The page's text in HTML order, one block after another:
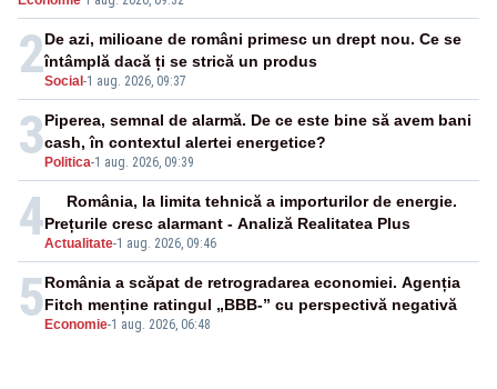
cunoscută de pe vremea lui Ceaușescu
2Social -1 aug. 2026, 09:37
De azi, milioane de români primesc un drept nou. Ce se
întâmplă dacă ți se strică un produs
3 Politica-1 aug. 2026, 09:39
Piperea, semnal de alarmă. De ce este bine să avem bani
cash, în contextul alertei energetice?
4Actualitate-1 aug. 2026, 09:46
România, la limita tehnică a importurilor de energie.
Prețurile cresc alarmant - Analiză Realitatea Plus
5 Economie-1 aug. 2026, 06:48
România a scăpat de retrogradarea economiei. Agenția
Fitch menține ratingul „BBB-” cu perspectivă negativă